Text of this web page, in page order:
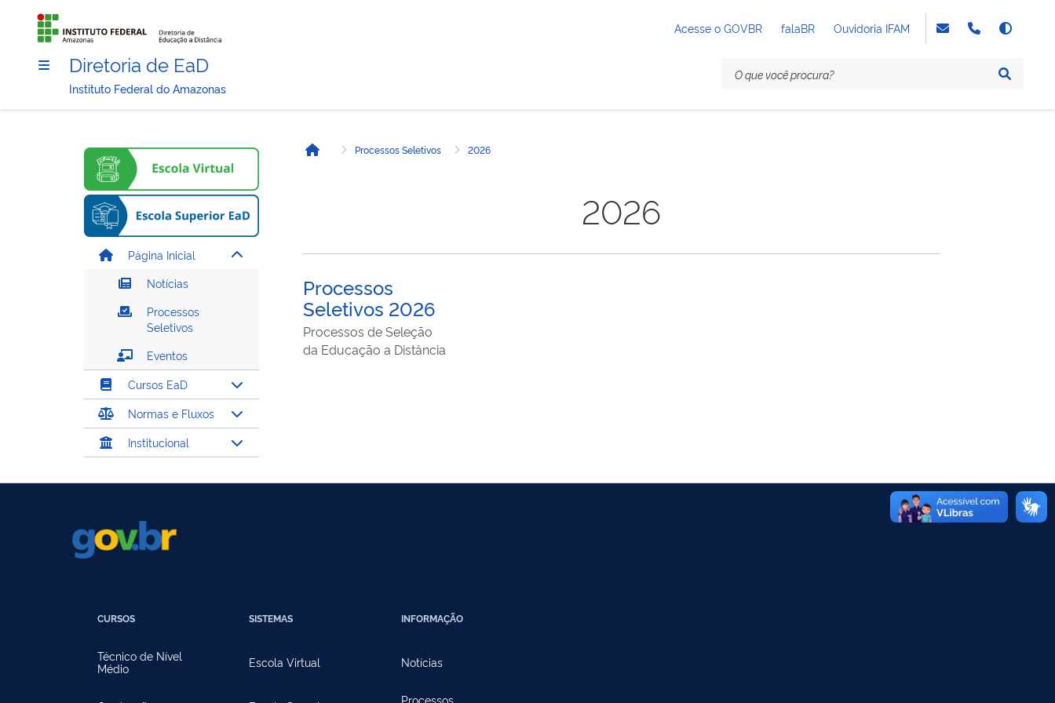
Acesse o GOVBR falaBR Ouvidoria IFAM
Diretoria de EaD
Instituto Federal do Amazonas
Página Inicial
Notícias
Processos
Seletivos
Eventos
Cursos EaD
Normas e Fluxos
Institucional
Página inicialProcessos Seletivos 2026
2026
Processos
Seletivos 2026
Processos de Seleção
da Educação a Distância
CURSOS
Técnico de Nível
Médio
SISTEMAS
Escola Virtual
INFORMAÇÃO
Notícias
Processos